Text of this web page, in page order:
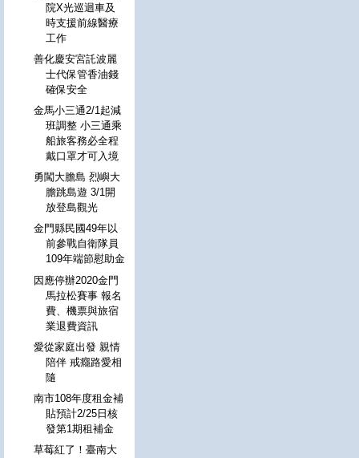
院X光巡迴車及
時支援前線醫療
工作
善化慶安宮託波麗
士代保管香油錢
確保安全
金馬小三通2/1起減
班調整 小三通乘
船旅客務必全程
戴口罩才可入境
勇闖大膽島 烈嶼大
膽跳島遊 3/1開
放登島觀光
金門縣民國49年以
前參戰自衛隊員
109年端節慰助金
因應停辦2020金門
馬拉松賽事 報名
費、機票與旅宿
業退費資訊
愛從家庭出發 親情
陪伴 戒癮路愛相
隨
南市108年度租金補
貼預計2/25日核
發第1期租補金
草莓紅了！臺南大